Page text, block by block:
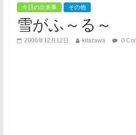
今日の出来事 その他
雪がふ～る～
2006年12月12日 kitazawa 0